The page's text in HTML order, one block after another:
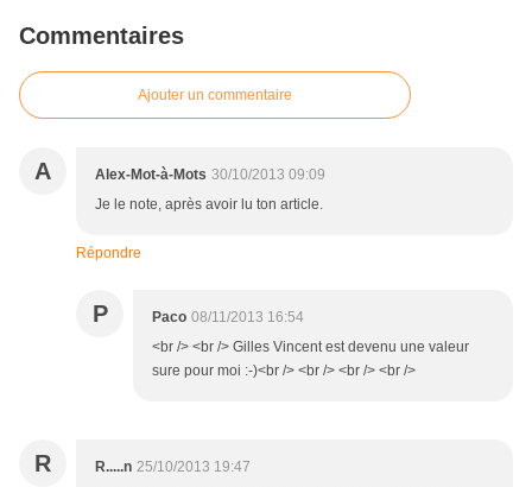
Commentaires
Ajouter un commentaire
A Alex-Mot-à-Mots 30/10/2013 09:09
Je le note, après avoir lu ton article.
Répondre
P Paco 08/11/2013 16:54
<br /> <br /> Gilles Vincent est devenu une valeur
sure pour moi :-)<br /> <br /> <br /> <br />
R R.....n 25/10/2013 19:47